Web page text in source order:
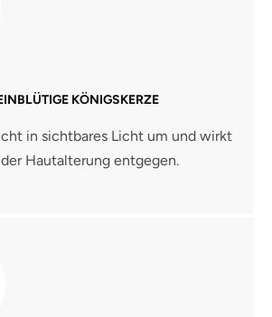
KÖNIGSKERZE
in sichtbares Licht um und wirkt
Hautalterung entgegen.